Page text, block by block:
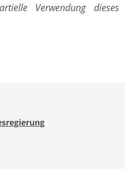
Verwendung dieses